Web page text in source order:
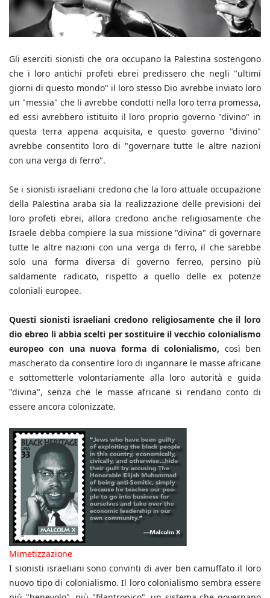
Gli eserciti sionisti che ora occupano la Palestina sostengono
che i loro antichi profeti ebrei predissero che negli "ultimi
giorni di questo mondo" il loro stesso Dio avrebbe inviato loro
un "messia" che li avrebbe condotti nella loro terra promessa,
ed essi avrebbero istituito il loro proprio governo "divino" in
questa terra appena acquisita, e questo governo "divino"
avrebbe consentito loro di "governare tutte le altre nazioni
con una verga di ferro".
Se i sionisti israeliani credono che la loro attuale occupazione
della Palestina araba sia la realizzazione delle previsioni dei
loro profeti ebrei, allora credono anche religiosamente che
Israele debba compiere la sua missione "divina" di governare
tutte le altre nazioni con una verga di ferro, il che sarebbe
solo una forma diversa di governo ferreo, persino più
saldamente radicato, rispetto a quello delle ex potenze
coloniali europee.
Questi sionisti israeliani credono religiosamente che il loro
dio ebreo li abbia scelti per sostituire il vecchio colonialismo
europeo con una nuova forma di colonialismo, così ben
mascherato da consentire loro di ingannare le masse africane
e sottometterle volontariamente alla loro autorità e guida
"divina", senza che le masse africane si rendano conto di
essere ancora colonizzate.
Mimetizzazione
I sionisti israeliani sono convinti di aver ben camuffato il loro
nuovo tipo di colonialismo. Il loro colonialismo sembra essere